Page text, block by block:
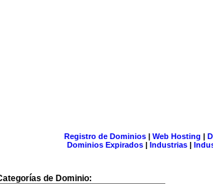
Registro de Dominios| Web Hosting |
Dominios Expirados | Industrias |
de Dominio: